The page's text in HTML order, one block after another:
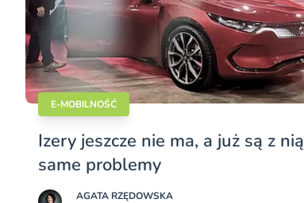
E-MOBILNOŚĆ
Izery jeszcze nie ma, a już są z nią
same problemy
AGATA RZĘDOWSKA